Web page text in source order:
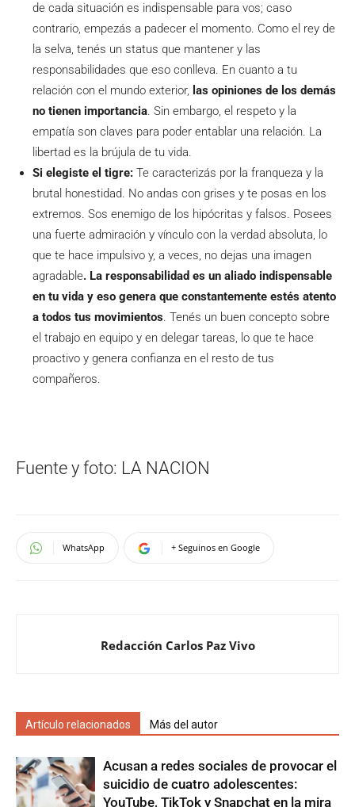
de cada situación es indispensable para vos; caso
contrario, empezás a padecer el momento. Como el rey de
la selva, tenés un status que mantener y las
responsabilidades que eso conlleva. En cuanto a tu
relación con el mundo exterior, las opiniones de los demás
no tienen importancia. Sin embargo, el respeto y la
empatía son claves para poder entablar una relación. La
libertad es la brújula de tu vida.
Si elegiste el tigre: Te caracterizás por la franqueza y la
brutal honestidad. No andas con grises y te posas en los
extremos. Sos enemigo de los hipócritas y falsos. Posees
una fuerte admiración y vínculo con la verdad absoluta, lo
que te hace impulsivo y, a veces, no dejas una imagen
agradable. La responsabilidad es un aliado indispensable
en tu vida y eso genera que constantemente estés atento
a todos tus movimientos. Tenés un buen concepto sobre
el trabajo en equipo y en delegar tareas, lo que te hace
proactivo y genera confianza en el resto de tus
compañeros.
Fuente y foto: LA NACION
WhatsApp + Seguinos en Google
Redacción Carlos Paz Vivo
Artículo relacionados Más del autor
Acusan a redes sociales de provocar el
suicidio de cuatro adolescentes:
YouTube, TikTok y Snapchat en la mira